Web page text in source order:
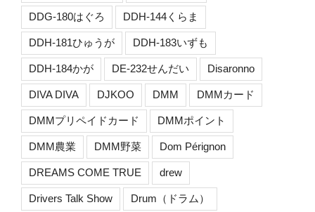
DDG-180はぐろ DDH-144くらま
DDH-181ひゅうが DDH-183いずも
DDH-184かが DE-232せんだい Disaronno
DIVA DIVA DJKOO DMM DMMカード
DMMプリペイドカード DMMポイント
DMM農業 DMM野菜 Dom Pérignon
DREAMS COME TRUE drew
Drivers Talk Show Drum（ドラム）